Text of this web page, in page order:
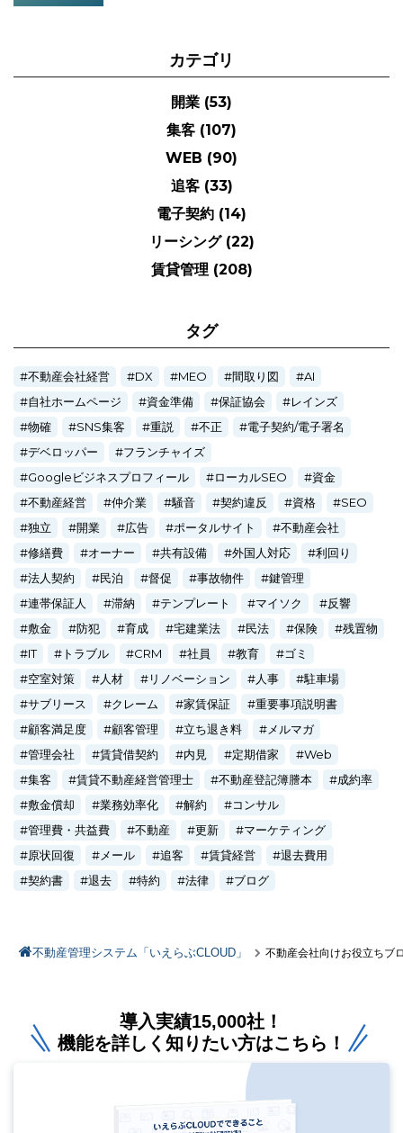
カテゴリ
開業 (53)
集客 (107)
WEB (90)
追客 (33)
電子契約 (14)
リーシング (22)
賃貸管理 (208)
タグ
不動産会社経営 DX MEO 間取り図
AI
自社ホームページ
資金準備 保証協会
レインズ
物確
SNS集客 重説 不正
電子契約/電子署名
デベロッパー
フランチャイズ
Googleビジネスプロフィール
ローカルSEO
資金
不動産経営
仲介業 騒音 契約違反 資格
SEO
独立
開業 広告 ポータルサイト
不動産会社
修繕費
オーナー 共有設備 外国人対応
利回り
法人契約
民泊 督促 事故物件
鍵管理
連帯保証人
滞納 テンプレート マイソク
反響
敷金
防犯 育成 宅建業法 民法 保険
残置物
IT
トラブル CRM 社員 教育
ゴミ
空室対策
人材 リノベーション 人事
駐車場
サブリース
クレーム 家賃保証
重要事項説明書
顧客満足度
顧客管理 立ち退き料
メルマガ
管理会社
賃貸借契約 内見 定期借家
Web
集客
賃貸不動産経営管理士 不動産登記簿謄本
成約率
敷金償却
業務効率化 解約
コンサル
管理費・共益費
不動産 更新
マーケティング
原状回復
メール 追客 賃貸経営
退去費用
契約書
退去 特約 法律 ブログ
不動産管理システム「いえらぶCLOUD」 不動産会社向けお役立ちブ
導入実績15,000社！
機能を詳しく知りたい方はこちら！